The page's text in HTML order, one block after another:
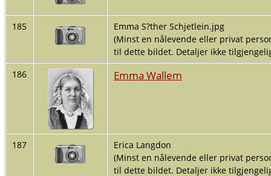
185
Emma S?ther Schjetlein.jpg
(Minst en nålevende eller privat
til dette bildet. Detaljer ikke
186
Emma Wallem
187
Erica Langdon
(Minst en nålevende eller privat
til dette bildet. Detaljer ikke